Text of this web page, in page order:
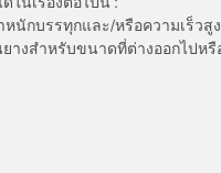
นักบรรทุกและ/หรือความเร็ว
างสำหรับขนาดที่ต่างออกไปหรื